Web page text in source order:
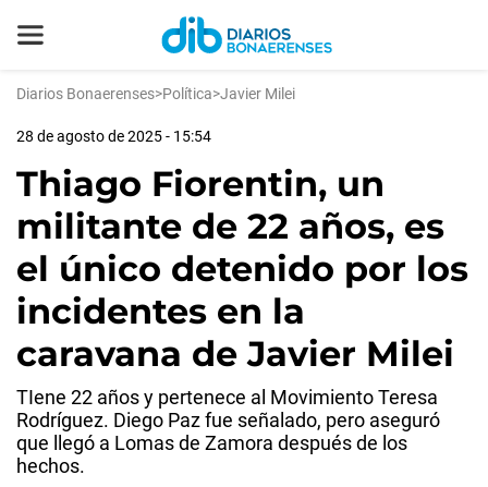
Diarios Bonaerenses>Política>Javier Milei
28 de agosto de 2025 - 15:54
Thiago Fiorentin, un
militante de 22 años, es
el único detenido por los
incidentes en la
caravana de Javier Milei
TIene 22 años y pertenece al Movimiento Teresa
Rodríguez. Diego Paz fue señalado, pero aseguró
que llegó a Lomas de Zamora después de los
hechos.